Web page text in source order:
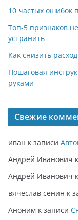
10 частых ошибок
Топ-5 признаков
устранить
Как снизить
Пошаговая
руками
Свежие
иван к записи
Андрей Иванович
Андрей Иванович
вячеслав сенин к
Аноним к записи